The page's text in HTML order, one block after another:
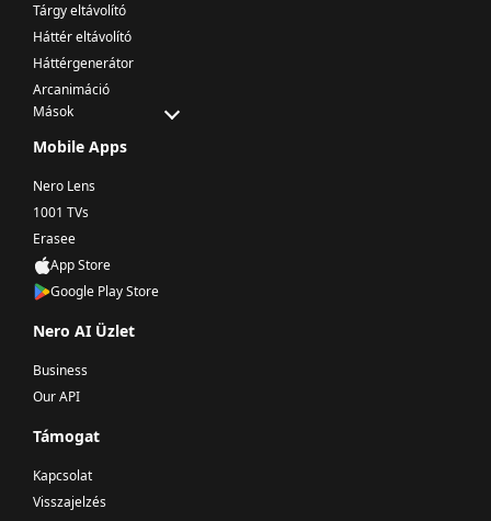
Tárgy eltávolító
Háttér eltávolító
Háttérgenerátor
Arcanimáció
Mások
Mobile Apps
Nero Lens
1001 TVs
Erasee
App Store
Google Play Store
Nero AI Üzlet
Business
Our API
Támogat
Kapcsolat
Visszajelzés